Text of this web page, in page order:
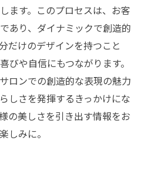
ます。このプロセスは、お客
あり、ダイナミックで創造的
だけのデザインを持つこと
びや自信にもつながります。
ロンでの創造的な表現の魅力
しさを発揮するきっかけにな
の美しさを引き出す情報をお
しみに。